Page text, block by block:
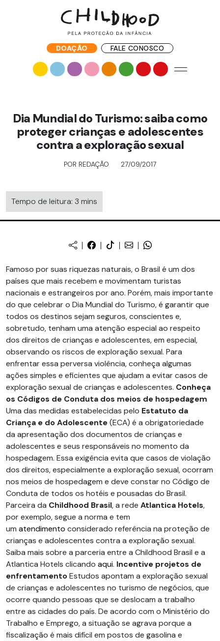
DOAÇÃO FALE CONOSCO
Dia Mundial do Turismo: saiba como
proteger crianças e adolescentes
contra a exploração sexual
POR REDAÇÃO 27/09/2017
Tempo de leitura: 3 mins
Famoso por suas riquezas naturais, o Brasil é um dos
países que mais recebem e movimentam turistas
nacionais e estrangeiros por ano. Porém, mais importante
do que celebrar o Dia Mundial do Turismo, é garantir que
todos os destinos sejam seguros, conscientes e,
sobretudo, tenham uma atenção especial ao respeito
dos direitos de crianças e adolescentes, em especial,
observando os riscos de exploração sexual. Para
enfrentar essa perversa violência, conheça algumas
ações simples e eficientes que ajudam a evitar casos de
exploração sexual de crianças e adolescentes. Conheça
os Códigos de Conduta dos meios de hospedagem
Uma das medidas estabelecidas pelo Estatuto da
Criança e do Adolescente(ECA) é a obrigatoriedade
da apresentação dos documentos de crianças e
adolescentes e seus responsáveis no momento da
hospedagem. Essa exigência evita que casos de violação
dos direitos, especialmente a exploração sexual, ocorram
nos meios de hospedagem e deve constar no Código de
Conduta de todos os hotéis e pousadas do Brasil.
Parceira da Childhood Brasil, a rede Atlantica Hotels,
por exemplo, segue a norma e tem
um atendimento considerado referência na proteção de
crianças e adolescentes contra a exploração sexual.
Saiba mais sobre a parceria entre a Childhood Brasil e a
Atlantica Hotels clicando aqui. Incentive projetos de
enfrentamentoEstudos apontam a exploração sexual
de crianças e adolescentes no turismo de negócios, que
ocorre quando pessoas que se deslocam a trabalho
entre as cidades do país. De acordo com o Ministério do
Trabalho e Emprego, a situação se agrava porque a
fiscalização é mais difícil em postos de gasolina e